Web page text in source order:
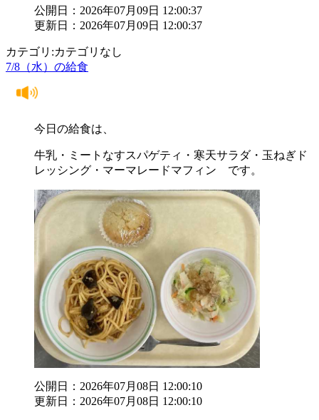
公開日：2026年07月09日 12:00:37
更新日：2026年07月09日 12:00:37
カテゴリ:カテゴリなし
7/8（水）の給食
今日の給食は、
牛乳・ミートなすスパゲティ・寒天サラダ・玉ねぎド
レッシング・マーマレードマフィン です。
公開日：2026年07月08日 12:00:10
更新日：2026年07月08日 12:00:10